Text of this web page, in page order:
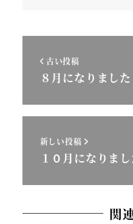
古い投稿
８月になりました
新しい投稿
１０月になりまし
関